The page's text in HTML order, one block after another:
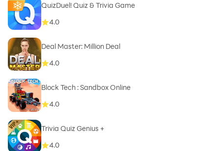
QuizDuel! Quiz & Trivia Game
4.0
Deal Master: Million Deal
4.0
Block Tech : Sandbox Online
4.0
Trivia Quiz Genius +
4.0